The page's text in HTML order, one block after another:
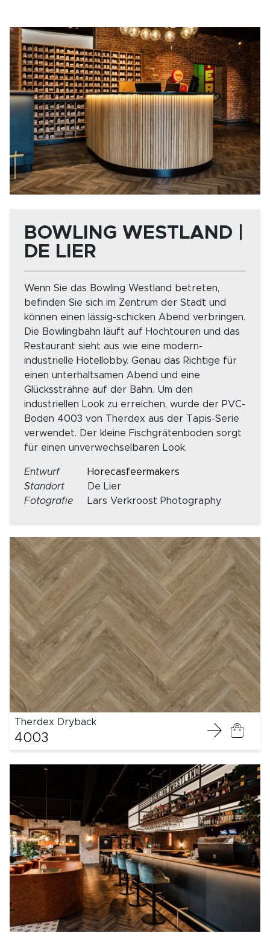
BOWLING WESTLAND |
DE LIER
Wenn Sie das Bowling Westland betreten,
befinden Sie sich im Zentrum der Stadt und
können einen lässig-schicken Abend verbringen.
Die Bowlingbahn läuft auf Hochtouren und das
Restaurant sieht aus wie eine modern-
industrielle Hotellobby. Genau das Richtige für
einen unterhaltsamen Abend und eine
Glückssträhne auf der Bahn. Um den
industriellen Look zu erreichen, wurde der PVC-
Boden 4003 von Therdex aus der Tapis-Serie
verwendet. Der kleine Fischgrätenboden sorgt
für einen unverwechselbaren Look.
Entwurf
Horecasfeermakers
Standort
De Lier
Fotografie
Lars Verkroost Photography
Therdex Dryback
4003